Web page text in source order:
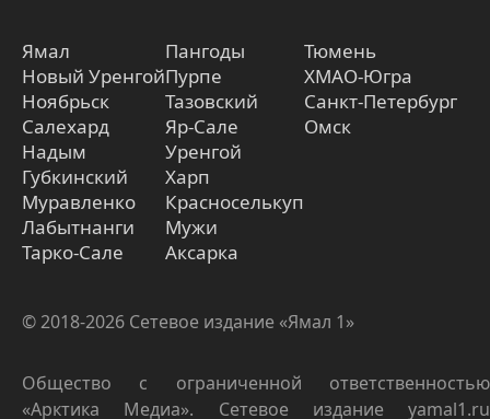
Ямал
Новый Уренгой
Ноябрьск
Салехард
Надым
Губкинский
Муравленко
Лабытнанги
Тарко-Сале
Пангоды
Пурпе
Тазовский
Яр-Сале
Уренгой
Харп
Красноселькуп
Мужи
Аксарка
Тюмень
ХМАО-Югра
Санкт-Петербург
Омск
© 2018-2026 Сетевое издание «Ямал 1»
Общество с ограниченной ответственностью
«Арктика Медиа». Сетевое издание yamal1.ru